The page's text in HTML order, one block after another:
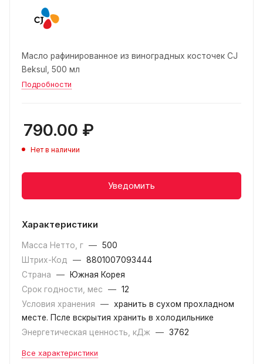
Масло рафинированное из виноградных косточек CJ
Beksul, 500 мл
Подробности
790.00 ₽
Нет в наличии
Уведомить
Характеристики
Масса Нетто, г — 500
Штрих-Код
— 8801007093444
Страна
—
Южная Корея
Срок годности, мес
— 12
Условия хранения
— хранить в сухом прохладном
месте. Псле вскрытия хранить в холодильнике
Энергетическая ценность, кДж
— 3762
Все характеристики